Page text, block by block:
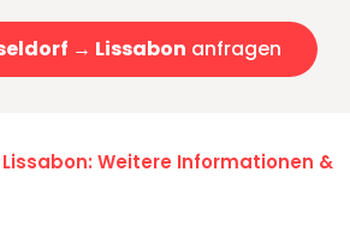
→ Lissabon anfragen
Weitere Informationen &